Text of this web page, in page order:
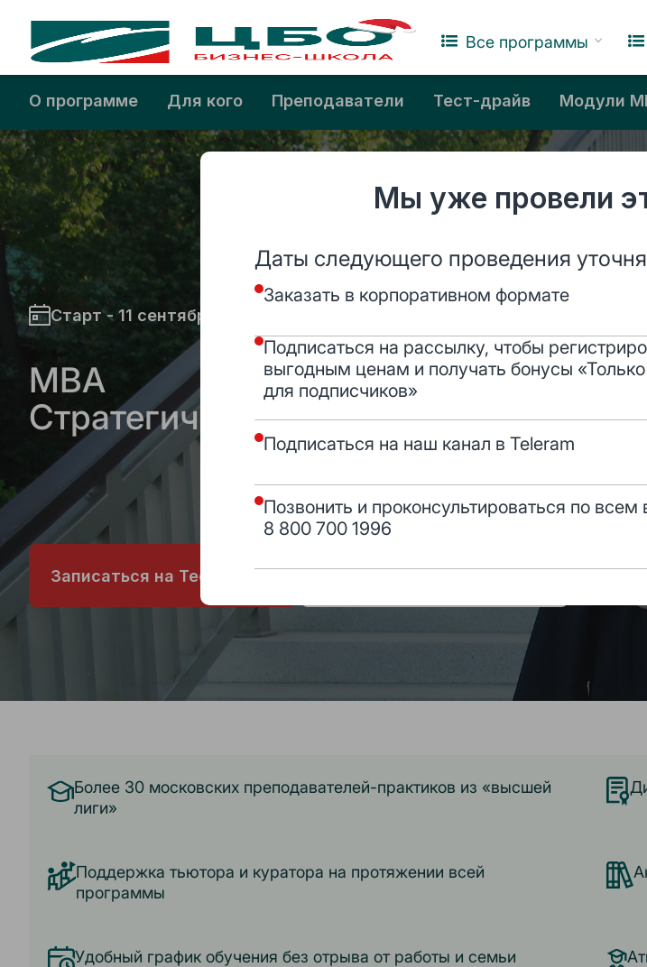
Мы уже провели
Даты следующего проведения
Заказать в корпоративном формате
Подписаться на рассылку, чтобы
выгодным ценам и получать бонусы «Только
для подписчиков»
Подписаться на наш канал в Teleram
Позвонить и проконсультироваться по всем
8 800 700 1996
CBO О нас Программы Преподаватели Клуб База знаний
Все программы
О программе Для кого Преподаватели Тест-драйв Модули
Старт - 11 сентября 2025
MBA
Стратегический менеджмент
Записаться на Тест-драйв Получить консультацию
Более 30 московских преподавателей-практиков из «высшей
лиги»
Поддержка тьютора и куратора на протяжении всей
программы
Удобный график обучения без отрыва от работы и семьи